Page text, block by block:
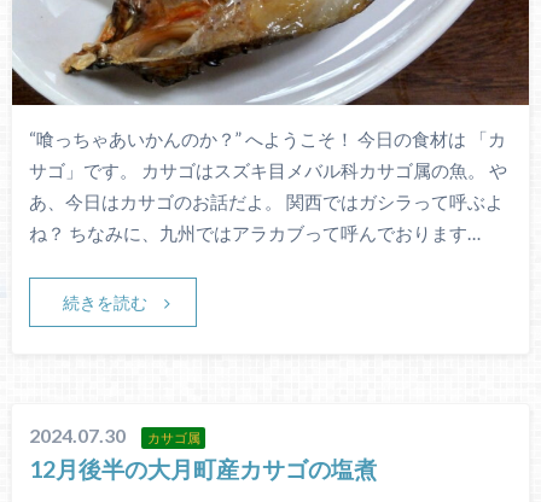
“喰っちゃあいかんのか？” へようこそ！ 今日の食材は 「カ
サゴ」です。 カサゴはスズキ目メバル科カサゴ属の魚。 や
あ、今日はカサゴのお話だよ。 関西ではガシラって呼ぶよ
ね？ ちなみに、九州ではアラカブって呼んでおります…
続きを読む
2024.07.30 カサゴ属
12月後半の大月町産カサゴの塩煮